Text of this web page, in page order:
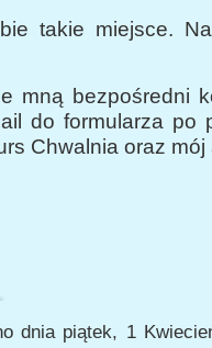
takie miejsce.
mną bezpośredni
do formularza po
Chwalnia oraz mój
dnia piątek, 1